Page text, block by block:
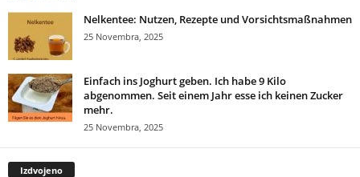
Nelkentee: Nutzen, Rezepte und Vorsichtsmaßnahmen
25 Novembra, 2025
Einfach ins Joghurt geben. Ich habe 9 Kilo
abgenommen. Seit einem Jahr esse ich keinen Zucker
mehr.
25 Novembra, 2025
Izdvojeno